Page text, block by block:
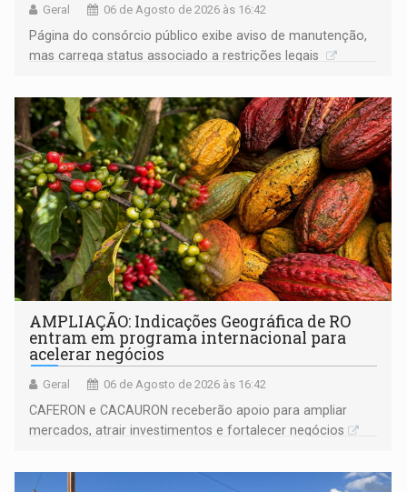
Geral 06 de Agosto de 2026 às 16:42
Página do consórcio público exibe aviso de manutenção,
mas carrega status associado a restrições legais
AMPLIAÇÃO: Indicações Geográfica de RO
entram em programa internacional para
acelerar negócios
Geral 06 de Agosto de 2026 às 16:42
CAFERON e CACAURON receberão apoio para ampliar
mercados, atrair investimentos e fortalecer negócios